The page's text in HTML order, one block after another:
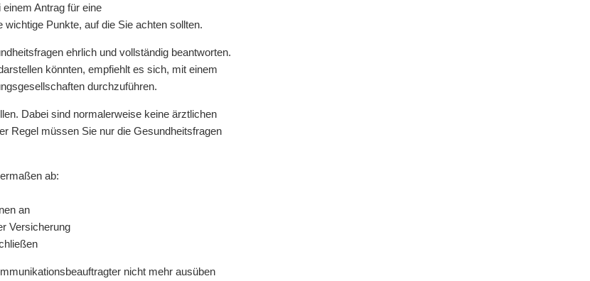
einem Antrag für eine
Punkte, auf die Sie achten sollten.
ehrlich und vollständig beantworten.
könnten, empfiehlt es sich, mit einem
durchzuführen.
Dabei sind normalerweise keine ärztlichen
Regel müssen Sie nur die Gesundheitsfragen
ab:
an
Versicherung
nicht mehr ausüben